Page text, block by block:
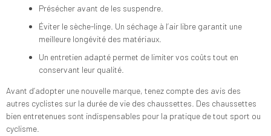
Présécher avant de les suspendre.
Éviter le sèche-linge. Un séchage à l’air libre garantit une
meilleure longévité des matériaux.
Un entretien adapté permet de limiter vos coûts tout en
conservant leur qualité.
Avant d’adopter une nouvelle marque, tenez compte des avis des
autres cyclistes sur la durée de vie des chaussettes. Des chaussettes
bien entretenues sont indispensables pour la pratique de tout sport ou
cyclisme.